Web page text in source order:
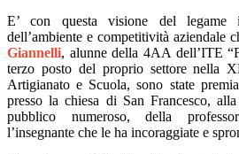
E’ con questa visione del legame
dell’ambiente e competitività aziendale
Giannelli, alunne della 4AA dell’ITE
terzo posto del proprio settore nella
Artigianato e Scuola, sono state
presso la chiesa di San Francesco,
pubblico numeroso, della
l’insegnante che le ha incoraggiate e